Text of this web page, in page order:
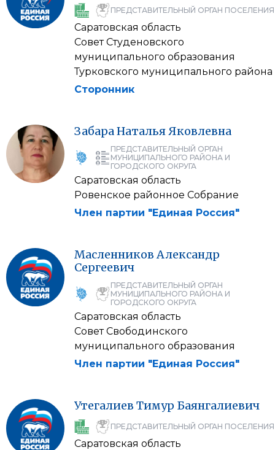
ПРЕДСТАВИТЕЛЬНЫЙ ОРГАН ПОСЕЛЕНИЯ
Саратовская область
Совет Студеновского
муниципального образования
Турковского муниципального района
Сторонник
ЗабараНатальяЯковлевна
ПРЕДСТАВИТЕЛЬНЫЙ ОРГАН
МУНИЦИПАЛЬНОГО РАЙОНА И
ГОРОДСКОГО ОКРУГА
Саратовская область
Ровенское районное Собрание
Член партии "Единая Россия"
Масленников Александр
Сергеевич
ПРЕДСТАВИТЕЛЬНЫЙ ОРГАН
МУНИЦИПАЛЬНОГО РАЙОНА И
ГОРОДСКОГО ОКРУГА
Саратовская область
Совет Свободинского
муниципального образования
Член партии "Единая Россия"
Утегалиев Тимур Баянгалиевич
ПРЕДСТАВИТЕЛЬНЫЙ ОРГАН ПОСЕЛЕНИЯ
Саратовская область